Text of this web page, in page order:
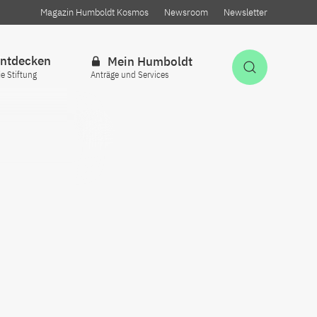
Magazin Humboldt Kosmos Newsroom Newsletter
Stiftung
Mein Humboldt
Anträge und Services